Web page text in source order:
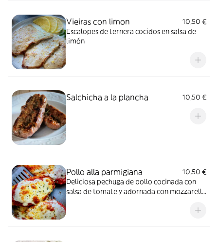
Vieiras con limon
10,50 €
Escalopes de ternera cocidos en salsa de
limón
Salchicha a la plancha 10,50 €
Pollo alla parmigiana
10,50 €
Deliciosa pechuga de pollo cocinada con
salsa de tomate y adornada con mozzarella